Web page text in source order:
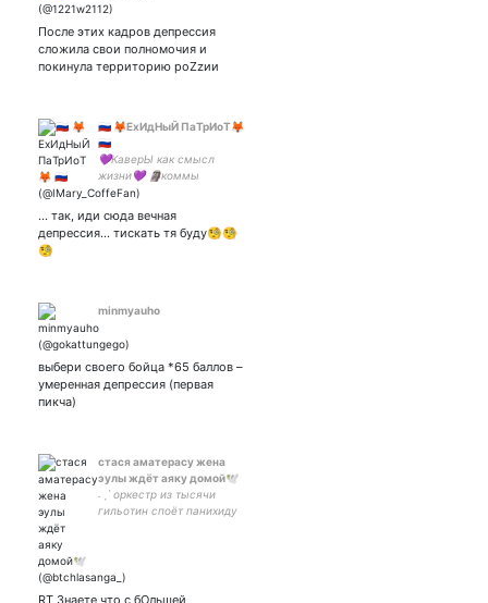
После этих кадров депрессия
сложила свои полномочия и
покинула территорию роZzии
🇷🇺 🦊ЕхИдНыЙ ПаТрИоТ🦊
🇷🇺
💜КаверЫ как смысл
жизни💜 🗿коммы
популярней твиттов👀 😅
ARMY, STAY, EXO-L, МY,
MOA, MIDZY🤟🏻😎 ваимна
... так, иди сюда вечная
депрессия... тискать тя буду🧐🧐
🧐
minmyauho
выбери своего бойца *65 баллов –
умеренная депрессия (первая
пикча)
стася аматерасу жена
эулы ждёт аяку домой🕊️
˗ˏˋ оркестр из тысячи
гильотин споёт панихиду
RT Знаете что с бОльшей